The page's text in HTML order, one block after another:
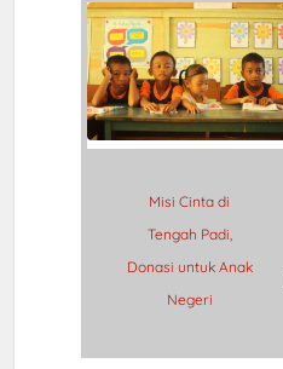
Misi Cinta di
Tengah Padi,
Donasi untuk Anak
Negeri